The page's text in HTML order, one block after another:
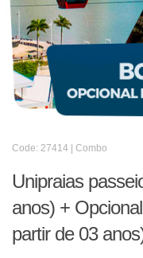
Code: 27414 | Combo
Unipraias
anos) +
partir de 03